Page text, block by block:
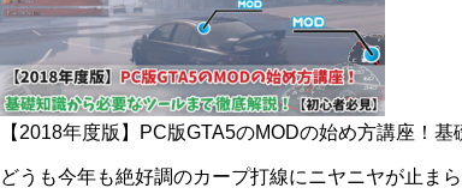
【2018年度版】PC版GTA5のMODの始め方講座！
どうも今年も絶好調のカープ打線にニヤニヤが止ま